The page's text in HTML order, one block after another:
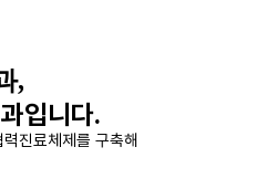
,
입니다.
진료체제를 구축해